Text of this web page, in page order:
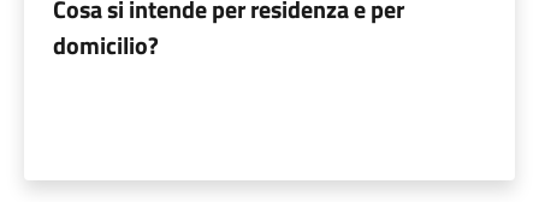
Cosa si intende per residenza e per
domicilio?